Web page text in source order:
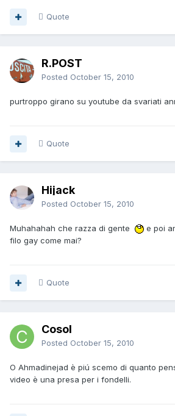
Quote
R.POST
Posted October 15, 2010
purtroppo girano su youtube da svariati
Quote
Hijack
Posted October 15, 2010
Muhahahah che razza di gente
e poi
filo gay come mai?
Quote
Cosol
Posted October 15, 2010
O Ahmadinejad è piú scemo di quanto
video è una presa per i fondelli.